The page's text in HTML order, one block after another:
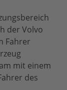
der Volvo
Fahrer
mit einem
des